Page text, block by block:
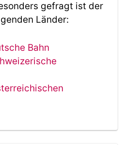
gefragt ist der
Länder:
Bahn